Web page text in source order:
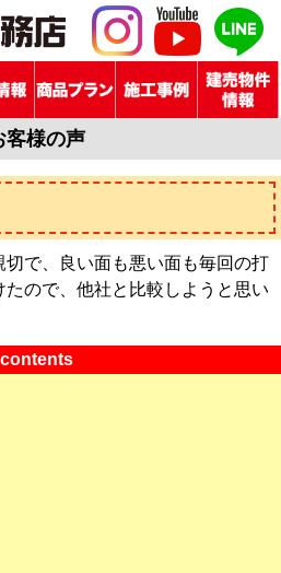
客様の声
で、良い面も悪い面も毎回の打
ので、他社と比較しようと思い
contents